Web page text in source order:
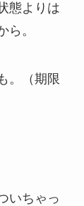
態よりは
ら。
。（期限
いちゃっ